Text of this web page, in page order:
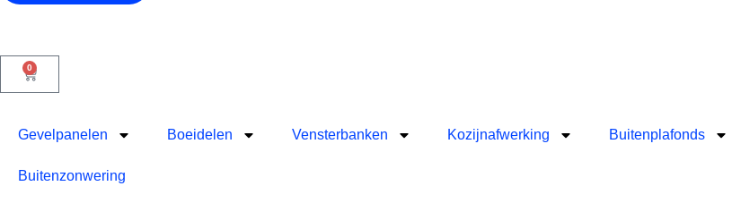
0
Gevelpanelen Boeidelen Vensterbanken Kozijnafwerking Buitenplafonds
Buitenzonwering